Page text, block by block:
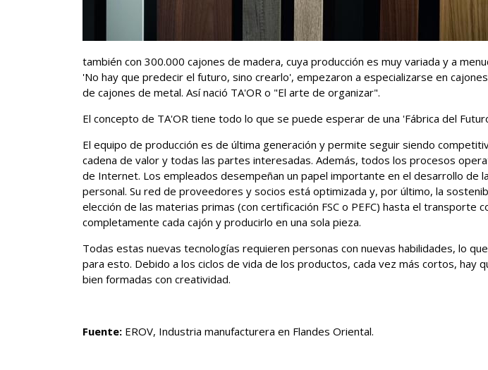
también con 300.000 cajones de madera, cuya producción es muy variada y a
'No hay que predecir el futuro, sino crearlo', empezaron a especializarse en
de cajones de metal. Así nació TA'OR o "El arte de organizar".
El concepto de TA'OR tiene todo lo que se puede esperar de una 'Fábrica del
El equipo de producción es de última generación y permite seguir siendo
cadena de valor y todas las partes interesadas. Además, todos los procesos
de Internet. Los empleados desempeñan un papel importante en el desarrollo de
personal. Su red de proveedores y socios está optimizada y, por último, la
elección de las materias primas (con certificación FSC o PEFC) hasta el
completamente cada cajón y producirlo en una sola pieza.
Todas estas nuevas tecnologías requieren personas con nuevas habilidades, lo
para esto. Debido a los ciclos de vida de los productos, cada vez más cortos, hay
bien formadas con creatividad.
Fuente: EROV, Industria manufacturera en Flandes Oriental.